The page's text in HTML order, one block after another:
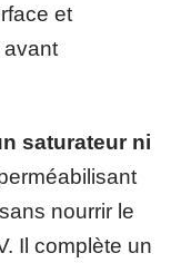
et
saturateur ni
nourrir le
Il complète un